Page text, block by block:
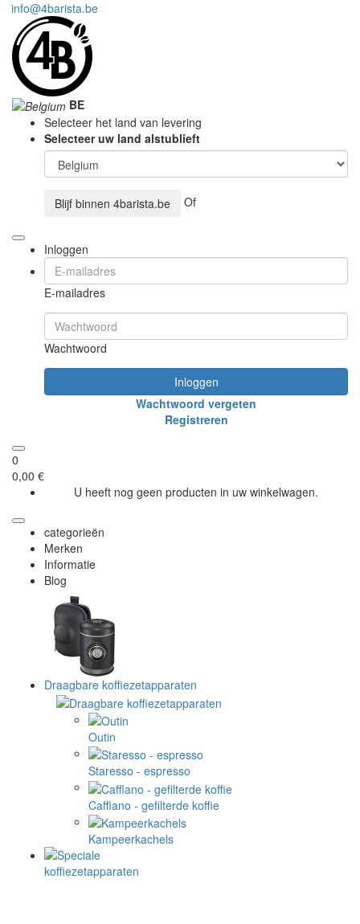
info@4barista.be
BE
Selecteer het land van levering
Selecteer uw land alstublieft
Blijf binnen 4barista.be Of
Inloggen
E-mailadres
Wachtwoord
Inloggen
Wachtwoord vergeten
Registreren
0
0,00 €
U heeft nog geen producten in uw winkelwagen.
categorieën
Merken
Informatie
Blog
Draagbare koffiezetapparaten
Outin
Staresso - espresso
Cafflano - gefilterde koffie
Kampeerkachels